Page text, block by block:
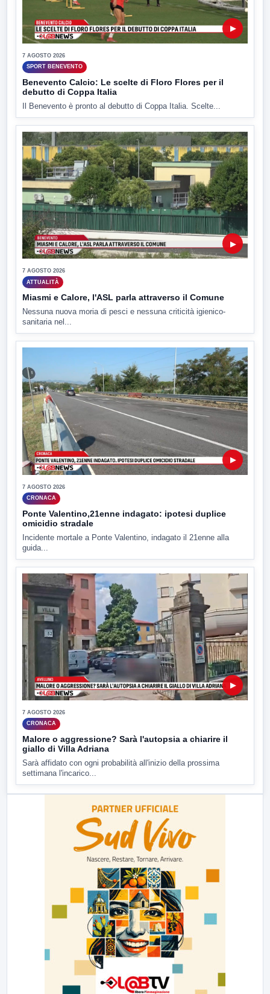
▶
7 AGOSTO 2026
SPORT BENEVENTO
Benevento Calcio: Le scelte di Floro Flores per il
debutto di Coppa Italia
Il Benevento è pronto al debutto di Coppa Italia. Scelte...
▶
7 AGOSTO 2026
ATTUALITÀ
Miasmi e Calore, l'ASL parla attraverso il Comune
Nessuna nuova moria di pesci e nessuna criticità igienico-
sanitaria nel...
▶
7 AGOSTO 2026
CRONACA
Ponte Valentino,21enne indagato: ipotesi duplice
omicidio stradale
Incidente mortale a Ponte Valentino, indagato il 21enne alla
guida...
▶
7 AGOSTO 2026
CRONACA
Malore o aggressione? Sarà l'autopsia a chiarire il
giallo di Villa Adriana
Sarà affidato con ogni probabilità all'inizio della prossima
settimana l'incarico...